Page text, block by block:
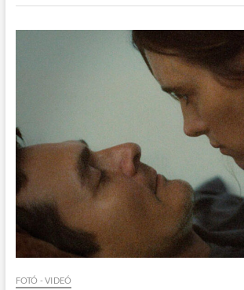
FOTÓ - VIDEÓ